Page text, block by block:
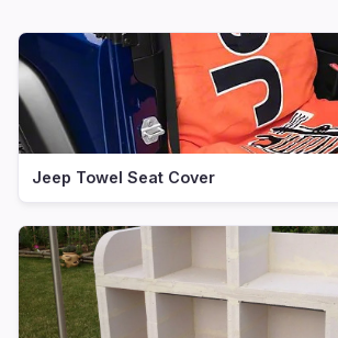
Jeep Towel Seat Cover